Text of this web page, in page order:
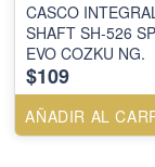
CASCO
SHAFT SH-526 SP
EVO COZKU NG.
$109
AÑADIR AL